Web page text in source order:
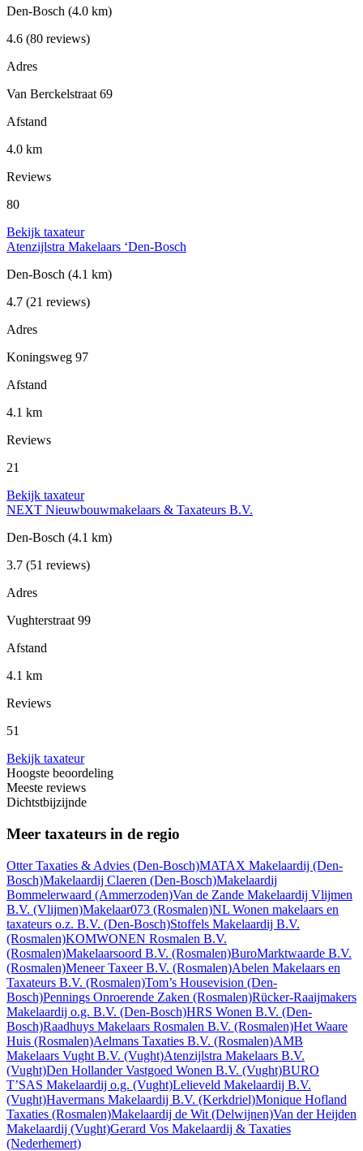
Den-Bosch (4.0 km)
4.6 (80 reviews)
Adres
Van Berckelstraat 69
Afstand
4.0 km
Reviews
80
Bekijk taxateur
Atenzijlstra Makelaars ‘Den-Bosch
Den-Bosch (4.1 km)
4.7 (21 reviews)
Adres
Koningsweg 97
Afstand
4.1 km
Reviews
21
Bekijk taxateur
NEXT Nieuwbouwmakelaars & Taxateurs B.V.
Den-Bosch (4.1 km)
3.7 (51 reviews)
Adres
Vughterstraat 99
Afstand
4.1 km
Reviews
51
Bekijk taxateur
Hoogste beoordeling
Meeste reviews
Dichtstbijzijnde
Meer taxateurs in de regio
Otter Taxaties & Advies (Den-Bosch)MATAX Makelaardij (Den-
Bosch)Makelaardij Claeren (Den-Bosch)Makelaardij
Bommelerwaard (Ammerzoden)Van de Zande Makelaardij Vlijmen
B.V. (Vlijmen)Makelaar073 (Rosmalen)NL Wonen makelaars en
taxateurs o.z. B.V. (Den-Bosch)Stoffels Makelaardij B.V.
(Rosmalen)KOMWONEN Rosmalen B.V.
(Rosmalen)Makelaarsoord B.V. (Rosmalen)BuroMarktwaarde B.V.
(Rosmalen)Meneer Taxeer B.V. (Rosmalen)Abelen Makelaars en
Taxateurs B.V. (Rosmalen)Tom’s Housevision (Den-
Bosch)Pennings Onroerende Zaken (Rosmalen)Rücker-Raaijmakers
Makelaardij o.g. B.V. (Den-Bosch)HRS Wonen B.V. (Den-
Bosch)Raadhuys Makelaars Rosmalen B.V. (Rosmalen)Het Waare
Huis (Rosmalen)Aelmans Taxaties B.V. (Rosmalen)AMB
Makelaars Vught B.V. (Vught)Atenzijlstra Makelaars B.V.
(Vught)Den Hollander Vastgoed Wonen B.V. (Vught)BURO
T’SAS Makelaardij o.g. (Vught)Lelieveld Makelaardij B.V.
(Vught)Havermans Makelaardij B.V. (Kerkdriel)Monique Hofland
Taxaties (Rosmalen)Makelaardij de Wit (Delwijnen)Van der Heijden
Makelaardij (Vught)Gerard Vos Makelaardij & Taxaties
(Nederhemert)